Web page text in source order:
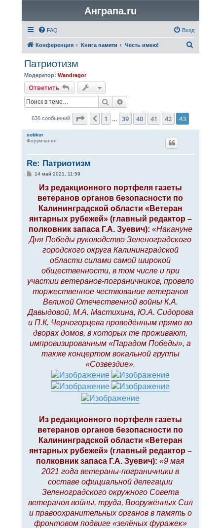
Анграпа.ru
FAQ Вход
Конференция Книга памяти Честь имею!
Патриотизм
Модератор: Wandragor
Ответить
Поиск
636 сообщений Страница 43из43
Пред.
1 39 40 41 42 43
sobkor
Форумчанин
Re: Патриотизм
С
е
14 май 2021, 11:59
Из редакционного портфеля газеты
ветеранов органов безопасности по
Калининградской области «Ветеран
янтарных рубежей» (главный редактор –
полковник запаса Г.А. Зуевич): «Накануне
Дня Победы руководство Зеленоградского
городского округа Калининградской
области силами самой широкой
общественности, в том числе и при
участии ветеранов-пограничников, провело
торжественное чествование ветеранов
Великой Отечественной войны К.А.
Давыдовой, М.А. Мастихина, Ю.А. Сидорова
и П.К. Черногорцева проведённым прямо во
дворах домов, в которых те проживают,
импровизированным «Парадом Победы», а
также концертом вокальной группы
«Созвездие».
Из редакционного портфеля газеты
ветеранов органов безопасности по
Калининградской области «Ветеран
янтарных рубежей» (главный редактор –
полковник запаса Г.А. Зуевич): «9 мая
2021 года ветераны-пограничники в
составе официальной делегации
Зеленоградского окружного Совета
ветеранов войны, труда, Вооружённых Сил
и правоохранительных органов в память о
фронтовом подвиге «зелёных фуражек»